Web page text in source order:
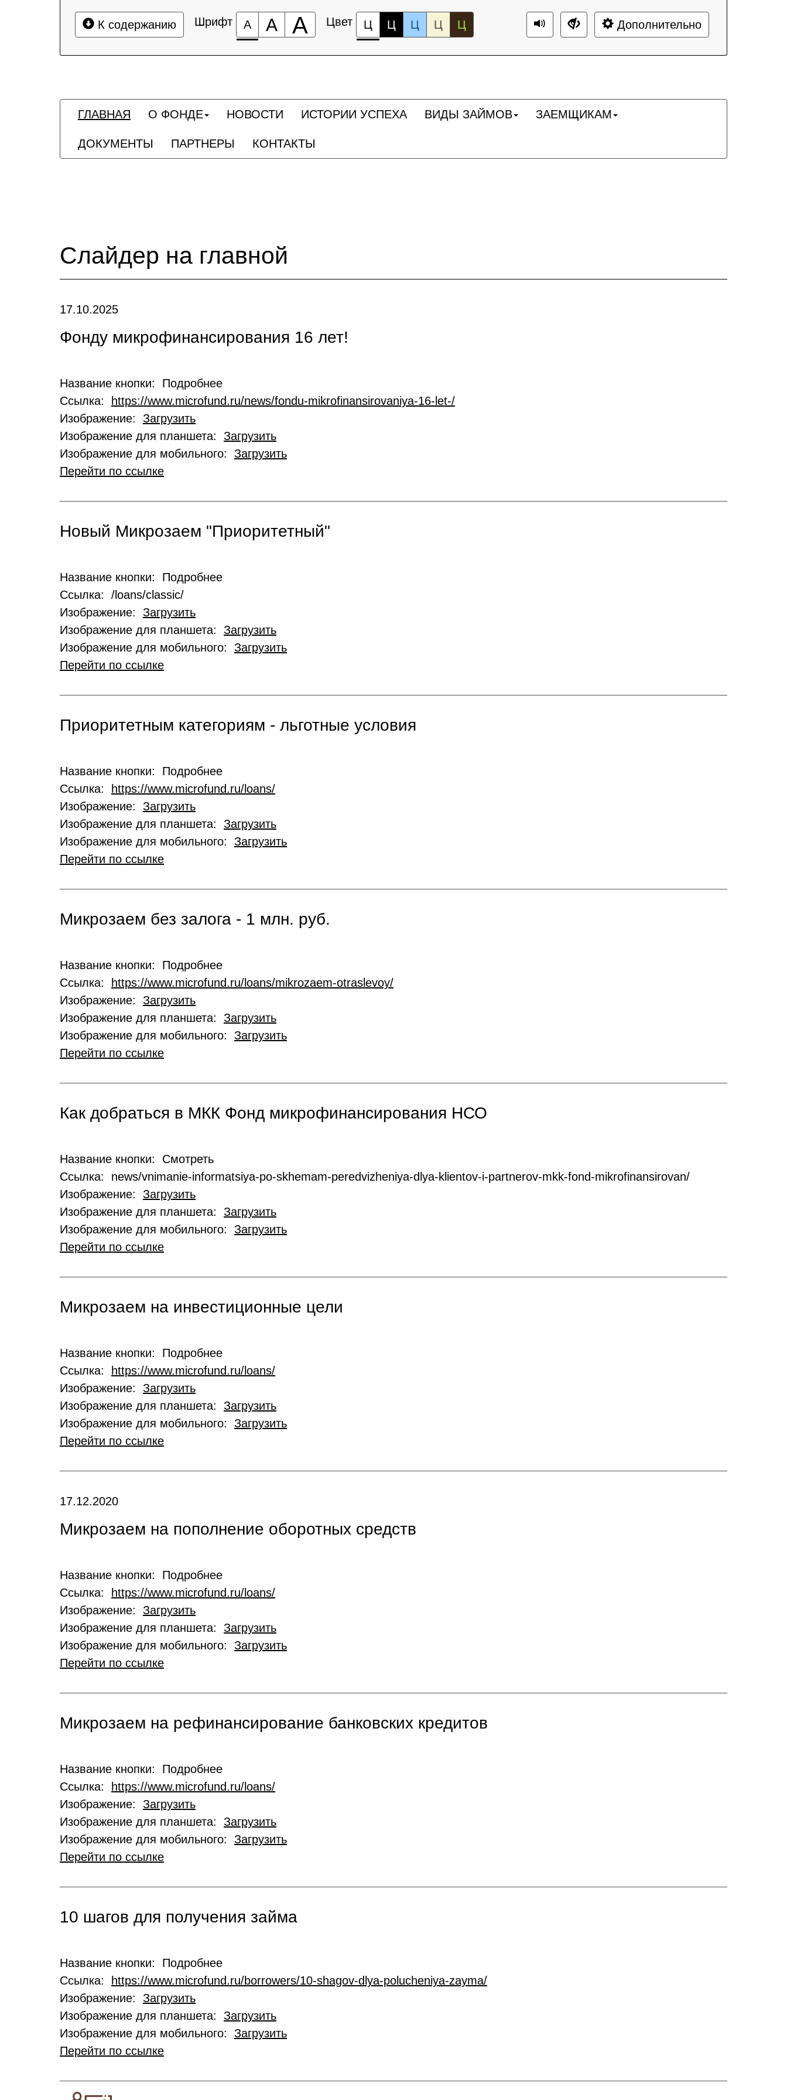
К содержанию Шрифт А А А Цвет Ц Ц Ц Ц Ц Дополнительно
ГЛАВНАЯ О ФОНДЕ НОВОСТИ ИСТОРИИ УСПЕХА ВИДЫ ЗАЙМОВ ЗАЕМЩИКАМ
ДОКУМЕНТЫ ПАРТНЕРЫ КОНТАКТЫ
Слайдер на главной
17.10.2025
Фонду микрофинансирования 16 лет!
Название кнопки: Подробнее
Ссылка:
https://www.microfund.ru/news/fondu-mikrofinansirovaniya-16-let-/
Изображение: Загрузить
Изображение для планшета: Загрузить
Изображение для мобильного: Загрузить
Перейти по ссылке
Новый Микрозаем "Приоритетный"
Название кнопки: Подробнее
Ссылка: /loans/classic/
Изображение: Загрузить
Изображение для планшета: Загрузить
Изображение для мобильного: Загрузить
Перейти по ссылке
Приоритетным категориям - льготные условия
Название кнопки: Подробнее
Ссылка:
https://www.microfund.ru/loans/
Изображение: Загрузить
Изображение для планшета: Загрузить
Изображение для мобильного: Загрузить
Перейти по ссылке
Микрозаем без залога - 1 млн. руб.
Название кнопки: Подробнее
Ссылка:
https://www.microfund.ru/loans/mikrozaem-otraslevoy/
Изображение: Загрузить
Изображение для планшета: Загрузить
Изображение для мобильного: Загрузить
Перейти по ссылке
Как добраться в МКК Фонд микрофинансирования НСО
Название кнопки: Смотреть
Ссылка: news/vnimanie-informatsiya-po-skhemam-peredvizheniya-dlya-klientov-i-partnerov-mkk-fond-mikrofinansirovan/
Изображение: Загрузить
Изображение для планшета: Загрузить
Изображение для мобильного: Загрузить
Перейти по ссылке
Микрозаем на инвестиционные цели
Название кнопки: Подробнее
Ссылка:
https://www.microfund.ru/loans/
Изображение: Загрузить
Изображение для планшета: Загрузить
Изображение для мобильного: Загрузить
Перейти по ссылке
17.12.2020
Микрозаем на пополнение оборотных средств
Название кнопки: Подробнее
Ссылка:
https://www.microfund.ru/loans/
Изображение: Загрузить
Изображение для планшета: Загрузить
Изображение для мобильного: Загрузить
Перейти по ссылке
Микрозаем на рефинансирование банковских кредитов
Название кнопки: Подробнее
Ссылка:
https://www.microfund.ru/loans/
Изображение: Загрузить
Изображение для планшета: Загрузить
Изображение для мобильного: Загрузить
Перейти по ссылке
10 шагов для получения займа
Название кнопки: Подробнее
Ссылка:
https://www.microfund.ru/borrowers/10-shagov-dlya-polucheniya-zayma/
Изображение: Загрузить
Изображение для планшета: Загрузить
Изображение для мобильного: Загрузить
Перейти по ссылке